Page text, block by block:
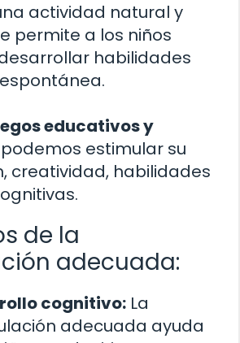
actividad natural y
permite a los niños
habilidades
educativos y
estimular su
creatividad, habilidades
de la
adecuada:
cognitivo: La
adecuada ayuda